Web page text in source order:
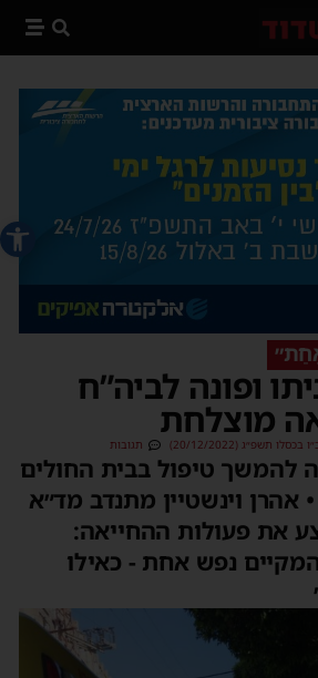
פתח
ופונה לביה”ח
מוצלחת
בכסלו תשפ״ג (20/12/2022) תגובות
כבן 60 פונה להמשך טיפול בבית החולים
וינשטיין מתנדב מד״א
את פעולות ההחייאה:
נפש אחת - כאילו